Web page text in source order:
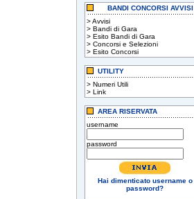
BANDI CONCORSI AVVISI
>Avvisi
> Bandi di Gara
> Esito Bandi di Gara
> Concorsi e Selezioni
> Esito Concorsi
UTILITY
> Numeri Utili
> Link
AREA RISERVATA
username
password
Hai dimenticato username o
password?